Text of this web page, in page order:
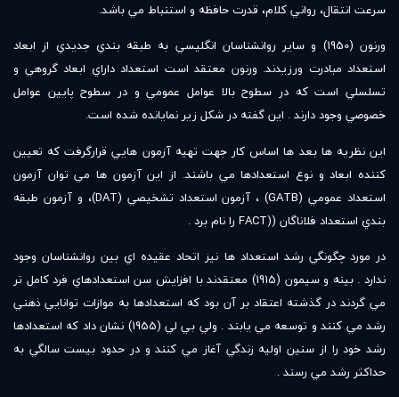
سرعت انتقال، رواني كلام، قدرت حافظه و استنباط مي باشد.
ورنون (1950) و ساير روانشناسان انگليسي به طبقه بندي جديدي از ابعاد
استعداد مبادرت ورزيدند. ورنون معتقد است استعداد داراي ابعاد گروهي و
تسلسلي است كه در سطوح بالا عوامل عمومي و در سطوح پايين عوامل
خصوصي وجود دارند . اين گفته در شكل زير نمايانده شده است.
اين نظريه ها بعد ها اساس كار جهت تهيه آزمون هايي قرارگرفت كه تعيين
كننده ابعاد و نوع استعدادها مي باشند. از اين آزمون ها مي توان آزمون
استعداد عمومي (GATB) ، آزمون استعداد تشخيصي (DAT)، و آزمون طبقه
بندي استعداد فلاناگان ((FACT را نام برد .
در مورد چگونگي رشد استعداد ها نيز اتحاد عقيده اي بين روانشناسان وجود
ندارد . بينه و سيمون (1915) معتقدند با افزايش سن استعدادهاي فرد كامل تر
مي گردند در گذشته اعتقاد بر آن بود كه استعدادها به موازات توانايي ذهني
رشد مي كنند و توسعه مي يابند . ولي بي لي (1955) نشان داد كه استعدادها
رشد خود را از سنين اوليه زندگي آغاز مي كنند و در حدود بيست سالگي به
حداكثر رشد مي رسند .